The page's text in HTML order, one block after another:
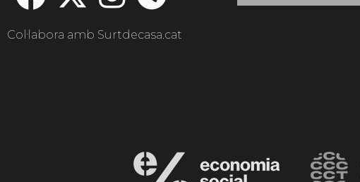
Col·labora amb Surtdecasa.cat